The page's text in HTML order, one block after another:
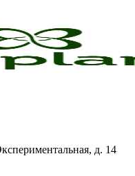
д. 14